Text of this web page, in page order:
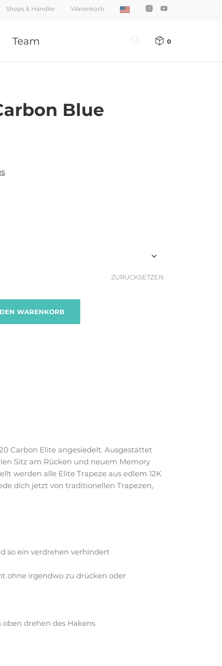
Shops & Händler Warenkorb
Team 0
Blue
ZURÜCKSETZEN
WARENKORB
Carbon Elite angesiedelt. Ausgestattet
Sitz am Rücken und neuem Memory
werden alle Elite Trapeze aus edlem 12K
dich jetzt von traditionellen Trapezen,
so ein verdrehen verhindert
ohne irgendwo zu drücken oder
drehen des Hakens